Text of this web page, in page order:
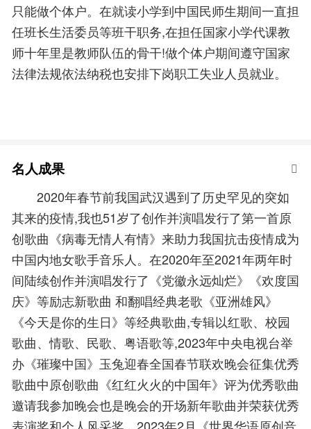
只能做个体户。在就读小学到中国民师生期间一直担
任班长生活委员等班干职务,在担任国家小学代课教
师十年里是教师队伍的骨干!做个体户期间遵守国家
法律法规依法纳税也安排下岗职工失业人员就业。
名人成果
2020年春节前我国武汉遇到了历史罕见的突如
其来的疫情,我也51岁了创作并演唱发行了第一首原
创歌曲《病毒无情人有情》来助力我国抗击疫情成为
中国内地女歌手音乐人。在2020年至2021年两年时
间陆续创作并演唱发行了《党徽永远灿烂》《欢度国
庆》等励志新歌曲 和翻唱经典老歌《亚洲雄风》
《今天是你的生日》等经典歌曲,专辑以红歌、校园
歌曲、情歌、民歌、粤语歌等,2023年中央电视台举
办《璀璨中国》玉兔迎春全国春节联欢晚会征集优秀
歌曲中原创歌曲《红红火火的中国年》评为优秀歌曲
邀请我参加晚会也是晚会的开场新年歌曲并荣获优秀
表演奖和个人风采奖。2023年2月《世界华语原创音